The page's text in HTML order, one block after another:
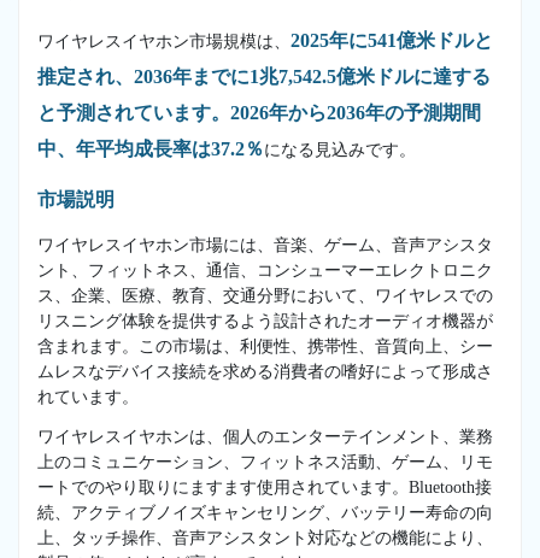
ワイヤレスイヤホン市場規模は、 2025年に541億米ドルと
推定され、2036年までに1兆7,542.5億米ドルに達する
と予測されています。2026年から2036年の予測期間
中、年平均成長率は37.2％ になる見込みです。
市場説明
ワイヤレスイヤホン市場には、音楽、ゲーム、音声アシスタ
ント、フィットネス、通信、コンシューマーエレクトロニク
ス、企業、医療、教育、交通分野において、ワイヤレスでの
リスニング体験を提供するよう設計されたオーディオ機器が
含まれます。この市場は、利便性、携帯性、音質向上、シー
ムレスなデバイス接続を求める消費者の嗜好によって形成さ
れています。
ワイヤレスイヤホンは、個人のエンターテインメント、業務
上のコミュニケーション、フィットネス活動、ゲーム、リモ
ートでのやり取りにますます使用されています。Bluetooth接
続、アクティブノイズキャンセリング、バッテリー寿命の向
上、タッチ操作、音声アシスタント対応などの機能により、